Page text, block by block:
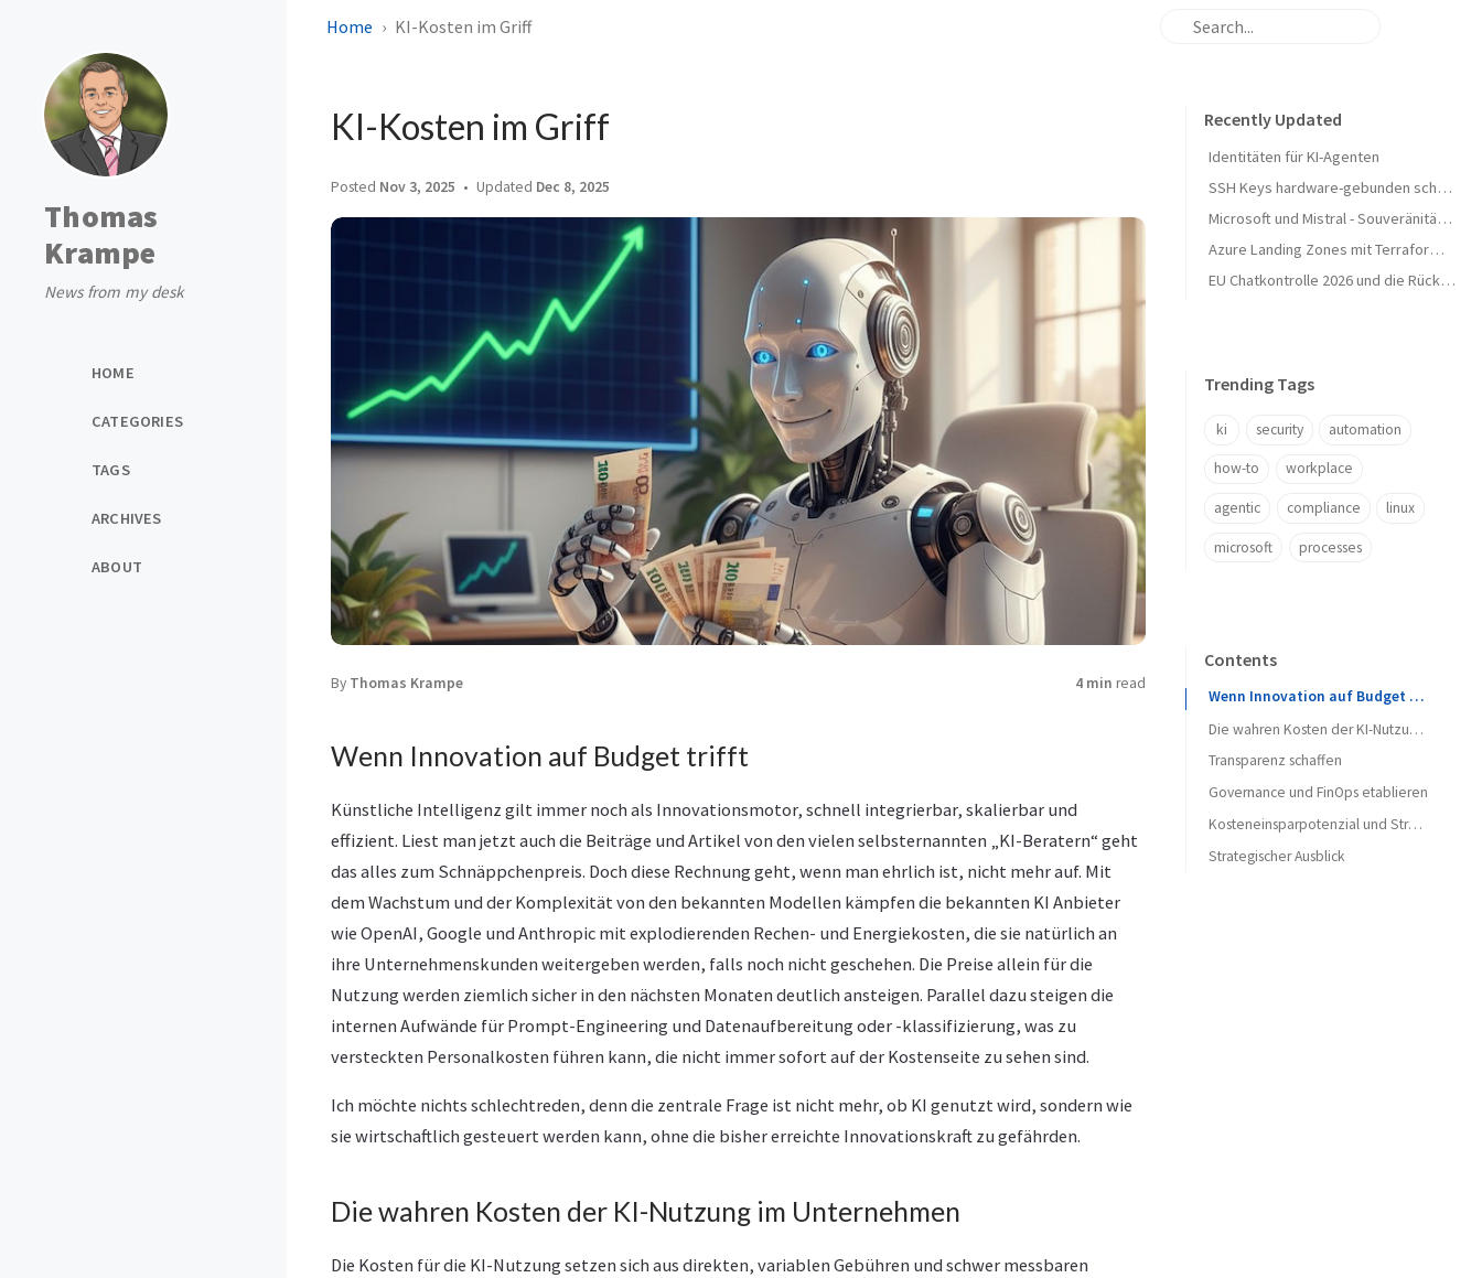
Thomas
Krampe
News from my desk
HOME
CATEGORIES
TAGS
ARCHIVES
ABOUT
Home KI-Kosten im Griff
KI-Kosten im Griff
Posted Nov 3, 2025 Updated Dec 8, 2025
By Thomas Krampe 4 min read
Wenn Innovation auf Budget trifft
Künstliche Intelligenz gilt immer noch als Innovationsmotor, schnell integrierbar, skalierbar und
effizient. Liest man jetzt auch die Beiträge und Artikel von den vielen selbsternannten „KI-Beratern“ geht
das alles zum Schnäppchenpreis. Doch diese Rechnung geht, wenn man ehrlich ist, nicht mehr auf. Mit
dem Wachstum und der Komplexität von den bekannten Modellen kämpfen die bekannten KI Anbieter
wie OpenAI, Google und Anthropic mit explodierenden Rechen- und Energiekosten, die sie natürlich an
ihre Unternehmenskunden weitergeben werden, falls noch nicht geschehen. Die Preise allein für die
Nutzung werden ziemlich sicher in den nächsten Monaten deutlich ansteigen. Parallel dazu steigen die
internen Aufwände für Prompt-Engineering und Datenaufbereitung oder -klassifizierung, was zu
versteckten Personalkosten führen kann, die nicht immer sofort auf der Kostenseite zu sehen sind.
Ich möchte nichts schlechtreden, denn die zentrale Frage ist nicht mehr, ob KI genutzt wird, sondern wie
sie wirtschaftlich gesteuert werden kann, ohne die bisher erreichte Innovationskraft zu gefährden.
Die wahren Kosten der KI-Nutzung im Unternehmen
Die Kosten für die KI-Nutzung setzen sich aus direkten, variablen Gebühren und schwer messbaren
Recently Updated
Identitäten für KI-Agenten
SSH Keys hardware-gebunden schützen
Microsoft und Mistral - Souveränität zu Ende gedacht
Azure Landing Zones mit Terraform automatisieren
EU Chatkontrolle 2026 und die Rückkehr der Verschlüsselungsfrage
Trending Tags
ki security automation
how-to workplace
agentic compliance linux
microsoft processes
Contents
Wenn Innovation auf Budget trifft
Die wahren Kosten der KI-Nutzung im Unternehmen
Transparenz schaffen
Governance und FinOps etablieren
Kosteneinsparpotenzial und Strategien
Strategischer Ausblick